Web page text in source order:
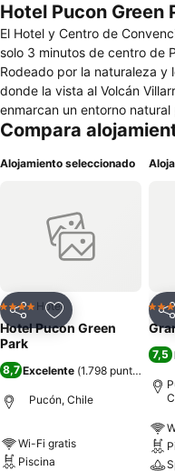
Hotel Pucon Green
El Hotel y Centro de
solo 3 minutos de centro de
Rodeado por la naturaleza y
donde la vista al Volcán
enmarcan un entorno
merecido descanso, en este
lugar perfecto para las
Pucón Green Park te ofrece. Además recupérate física y
emocionalmente en el
aplicadas por el personal
un entorno natural inigualable. Su piscina al aire libre, rodeada
una hermosa vista a las
refrescante baño para esos
exquisitos snacks y jugos
Compara
Alojamiento seleccionado
CompartirAgregar a
4 EstrellasHotel
Hotel Pucon Green
Park
8,7 Excelente (1.798 puntuaciones
Pucón, Chile
Wi-Fi gratis
Piscina
3
7,5